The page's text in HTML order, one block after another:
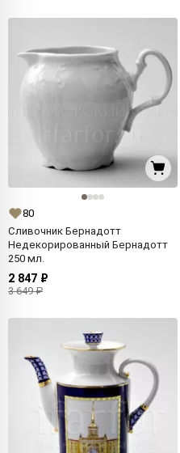
80
Сливочник Бернадотт
Недекорированный Бернадотт
250 мл.
2 847 ₽
3 649 ₽